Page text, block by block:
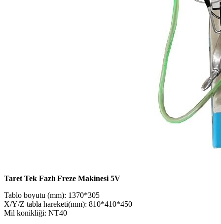
Taret Tek Fazlı Freze Makinesi 5V
Tablo boyutu (mm): 1370*305
X/Y/Z tabla hareketi(mm): 810*410*450
Mil konikliği: NT40